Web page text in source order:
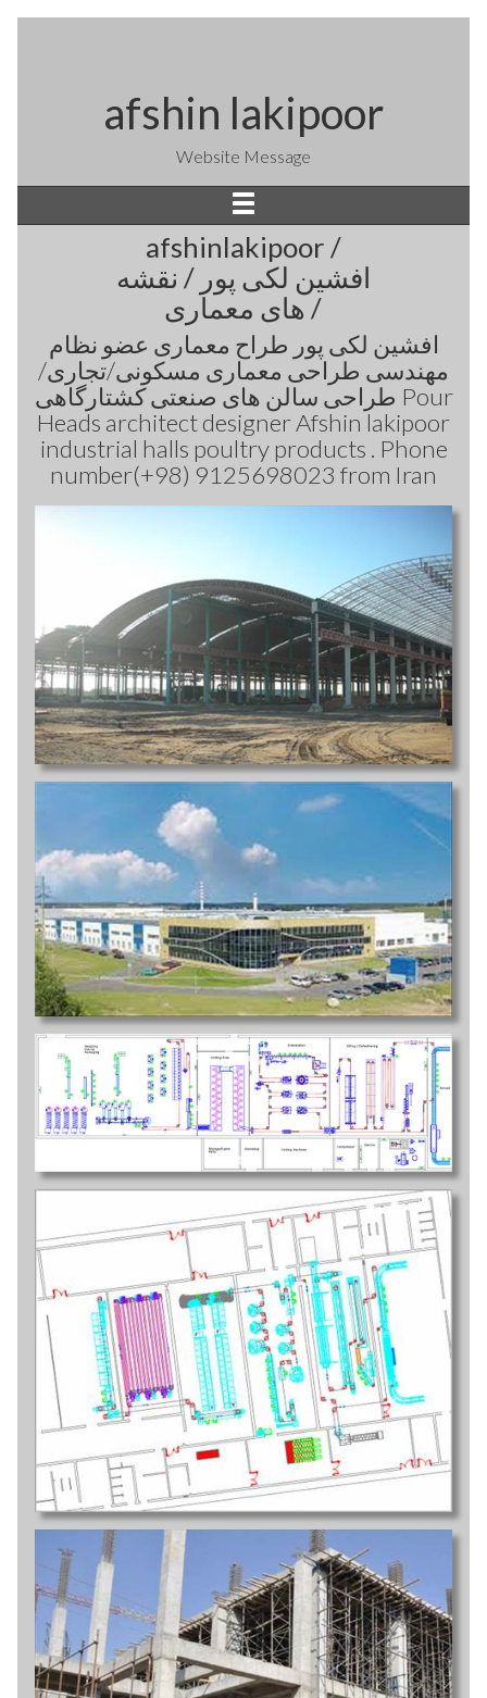
afshin lakipoor
Website Message
afshinlakipoor /
افشین لکی پور / نقشه
های معماری /
افشین لکی پور طراح معماری عضو نظام
مهندسی طراحی معماری مسکونی/تجاری/
طراحی سالن های صنعتی کشتارگاهی Pour
Heads architect designer Afshin lakipoor
industrial halls poultry products . Phone
number(+98) 9125698023 from Iran